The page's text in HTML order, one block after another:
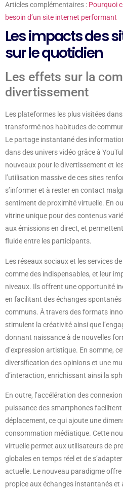
Articles complémentaires : Pourquoi
besoin d’un site internet performant
Les impacts des
sur le quotidien
Les effets sur la
divertissement
Les plateformes les plus visitées
transformé nos habitudes de
Le partage instantané des
dans des univers vidéo grâce à
nouveaux pour le divertissement et
l’utilisation massive de ces sites
s’informer et à rester en contact
sentiment de proximité virtuelle. En
vitrine unique pour des contenus
aux émissions en direct, et
fluide entre les participants.
Les réseaux sociaux et les services
comme des indispensables, et leur
niveaux. Ils offrent une opportunité
en facilitant des échanges
communs. À travers des formats
stimulent la créativité ainsi que
donnant naissance à de nouvelles
d’expression artistique. En somme,
diversification des opinions et une
d’interaction, enrichissant ainsi la
En outre, l’accélération des
puissance des smartphones facilitent
déplacement, ce qui ajoute une
consommation médiatique. Cette
virtuelle permet aux utilisateurs de
globales en temps réel et de
actuelle. Le nouveau paradigme
propice aux échanges instantanés et